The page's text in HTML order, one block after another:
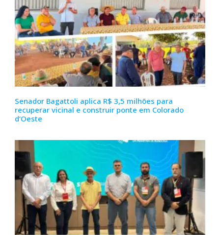
Senador Bagattoli aplica R$ 3,5 milhões para
recuperar vicinal e construir ponte em Colorado
d’Oeste